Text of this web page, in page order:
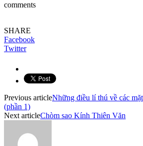
comments
SHARE
Facebook
Twitter
Previous articleNhững điều lí thú về các
(phần 1)
Next articleChòm sao Kính Thiên Văn